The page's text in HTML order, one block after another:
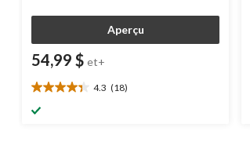
Aperçu
54,99 $ et+
4.3 (18)
4.3
étoile(s)